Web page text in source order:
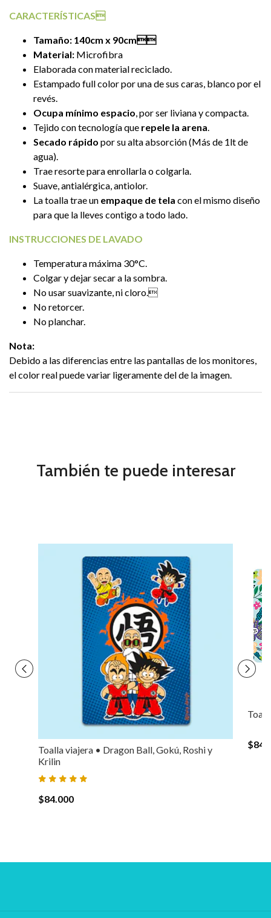
CARACTERÍSTICAS
Tamaño: 140cm x 90cm
Material: Microfibra
Elaborada con material reciclado.
Estampado full color por una de sus caras, blanco por el
revés.
Ocupa mínimo espacio, por ser liviana y compacta.
Tejido con tecnología que repele la arena.
Secado rápido por su alta absorción (Más de 1lt de
agua).
Trae resorte para enrollarla o colgarla.
Suave, antialérgica, antiolor.
La toalla trae un empaque de tela con el mismo diseño
para que la lleves contigo a todo lado.
INSTRUCCIONES DE LAVADO
Temperatura máxima 30°C.
Colgar y dejar secar a la sombra.
No usar suavizante, ni cloro.
No retorcer.
No planchar.
Nota:
Debido a las diferencias entre las pantallas de los monitores,
el color real puede variar ligeramente del de la imagen.
También te puede interesar
Toalla viajera • Dragon Ball, Gokú, Roshi y
Krilin
$84.000